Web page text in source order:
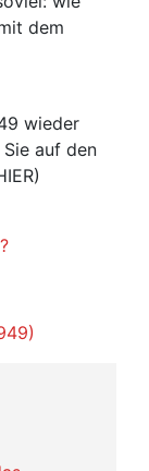
dem
wieder
auf den